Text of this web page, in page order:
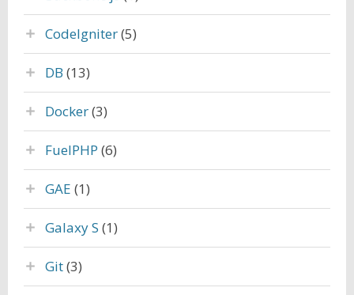
CodeIgniter(5)
DB (13)
Docker(3)
FuelPHP (6)
GAE (1)
Galaxy S (1)
Git(3)